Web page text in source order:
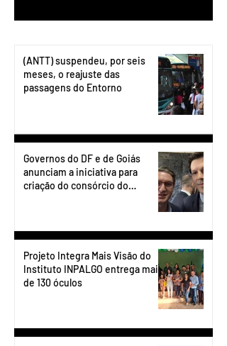
(ANTT) suspendeu, por seis
meses, o reajuste das
passagens do Entorno
Governos do DF e de Goiás
anunciam a iniciativa para
criação do consórcio do
Projeto Integra Mais Visão do
Instituto INPALGO entrega mais
de 130 óculos